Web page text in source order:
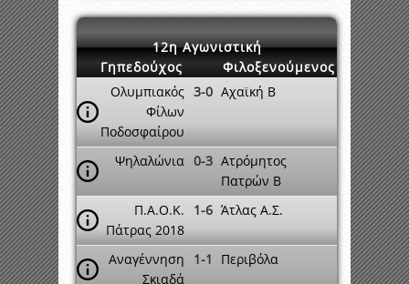
12η Αγωνιστική
Γηπεδούχος
Φιλοξενούμενος
Ολυμπιακός
Φίλων
Ποδοσφαίρου
3-0 Αχαϊκή Β
Ψηλαλώνια 0-3 Ατρόμητος
Πατρών Β
Π.Α.Ο.Κ.
Πάτρας 2018
1-6 Άτλας Α.Σ.
Αναγέννηση
Σκιαδά
1-1 Περιβόλα